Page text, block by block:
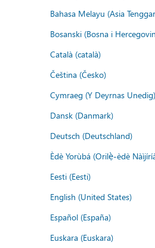
Bahasa Melayu (Asia
Bosanski (Bosna i
Català (català)
Čeština (Česko)
Cymraeg (Y Deyrnas Unedig)
Dansk (Danmark)
Deutsch (Deutschland)
Èdè Yorùbá (Orilẹ̀-èdè
Eesti (Eesti)
English (United States)
Español (España)
Euskara (Euskara)